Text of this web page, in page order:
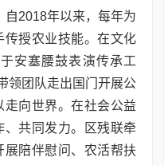
自2018年以来，每年为
传授农业技能。在文化
安塞腰鼓表演传承工
领团队走出国门开展公
走向世界。在社会公益
共同发力。区残联牵
展陪伴慰问、农活帮扶